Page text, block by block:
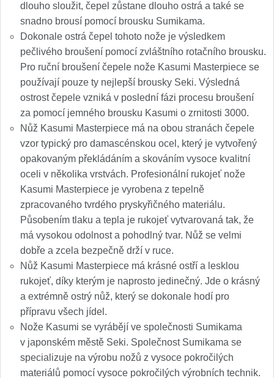
dlouho sloužit, čepel zůstane dlouho ostrá a také se
snadno brousí pomocí brousku Sumikama.
Dokonale ostrá čepel tohoto nože je výsledkem
pečlivého broušení pomocí zvláštního rotačního brousku.
Pro ruční broušení čepele nože Kasumi Masterpiece se
používají pouze ty nejlepší brousky Seki. Výsledná
ostrost čepele vzniká v poslední fázi procesu broušení
za pomocí jemného brousku Kasumi o zrnitosti 3000.
Nůž Kasumi Masterpiece má na obou stranách čepele
vzor typický pro damascénskou ocel, který je vytvořený
opakovaným překládáním a skováním vysoce kvalitní
oceli v několika vrstvách. Profesionální rukojeť nože
Kasumi Masterpiece je vyrobena z tepelně
zpracovaného tvrdého pryskyřičného materiálu.
Působením tlaku a tepla je rukojeť vytvarovaná tak, že
má vysokou odolnost a pohodlný tvar. Nůž se velmi
dobře a zcela bezpečně drží v ruce.
Nůž Kasumi Masterpiece má krásné ostří a lesklou
rukojeť, díky kterým je naprosto jedinečný. Jde o krásný
a extrémně ostrý nůž, který se dokonale hodí pro
přípravu všech jídel.
Nože Kasumi se vyrábějí ve společnosti Sumikama
v japonském městě Seki. Společnost Sumikama se
specializuje na výrobu nožů z vysoce pokročilých
materiálů pomocí vysoce pokročilých výrobních technik.